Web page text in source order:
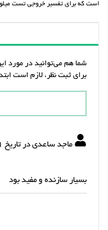
است که برای تفسیر خروجی تست
شما هم می‌توانید در مورد
برای ثبت نظر، لازم است
ماجد ساعدی در تاریخ 11/ارديبهشت/1404
بسیار سازنده و مفید بود